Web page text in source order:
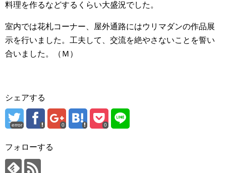
料理を作るなどするくらい大盛況でした。
室内では花札コーナー、屋外通路にはウリマダンの作品展
示を行いました。工夫して、交流を絶やさないことを誓い
合いました。（Ｍ）
シェアする
error 0 0
フォローする